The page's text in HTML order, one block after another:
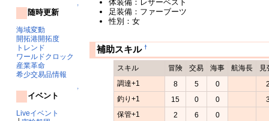
↑
随時更新
海域変動
開拓港開拓度
トレンド
ワールドクロック
産業革命
希少交易品情報
↑
イベント
Liveイベント
体装備：レザーベスト
足装備：ファーブーツ
性別：女
補助スキル †
スキル 冒険 交易 海事 航海長
見
調達+1
8 5 0
釣り+1
15 0 0
保管+1
2 6
0